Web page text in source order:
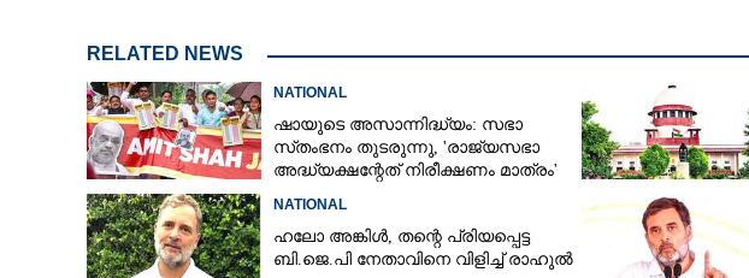
RELATED NEWS
NATIONAL
ഷായുടെ അസാന്നിദ്ധ്യം: സഭാ
സ്‌തംഭനം തുടരുന്നു, 'രാജ്യസഭാ
അദ്ധ്യക്ഷന്റേത് നിരീക്ഷണം മാത്രം'
NATIONAL
ഹലോ അങ്കിൾ,​ തന്റെ പ്രിയപ്പെട്ട
ബി.ജെ.പി നേതാവിനെ വിളിച്ച് രാഹുൽ